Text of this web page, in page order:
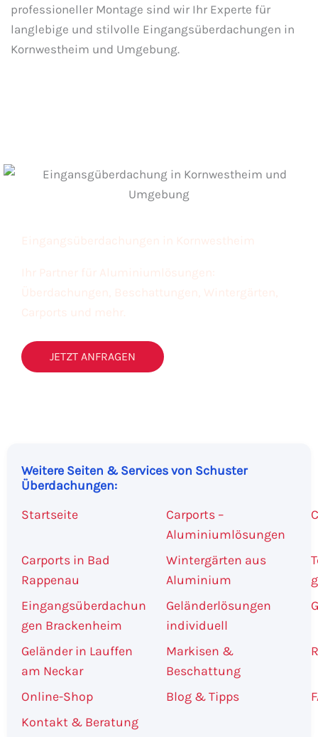
professioneller Montage sind wir Ihr Experte für
langlebige und stilvolle Eingangsüberdachungen in
Kornwestheim und Umgebung.
Eingangsüberdachungen in Kornwestheim
Ihr Partner für Aluminiumlösungen:
Überdachungen, Beschattungen, Wintergärten,
Carports und mehr.
JETZT ANFRAGEN
Weitere Seiten & Services von Schuster
Überdachungen:
Startseite
Carports –
Aluminiumlösungen
Carports in Bad
Rappenau
Wintergärten aus
Aluminium
Eingangsüberdachun
gen Brackenheim
Geländerlösungen
individuell
Geländer in Lauffen
am Neckar
Markisen &
Beschattung
Online-Shop Blog & Tipps
Kontakt & Beratung